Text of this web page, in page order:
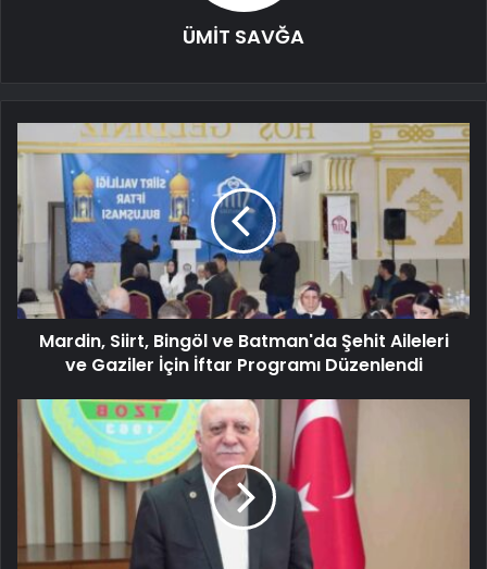
ÜMİT SAVĞA
Mardin, Siirt, Bingöl ve Batman'da Şehit Aileleri
ve Gaziler İçin İftar Programı Düzenlendi